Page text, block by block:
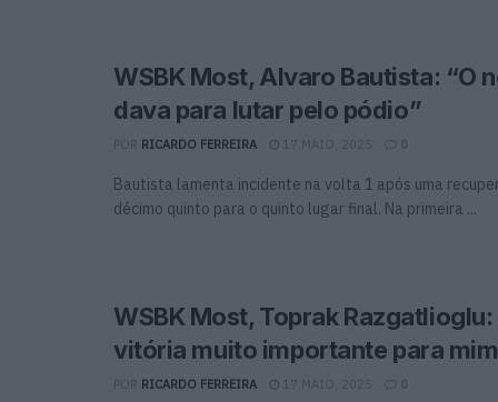
WSBK Most, Alvaro Bautista: “O
dava para lutar pelo pódio”
RICARDO FERREIRA 17 MAIO, 2025 0
Bautista lamenta incidente na volta 1 após uma
décimo quinto para o quinto lugar final. Na primeira ...
WSBK Most, Toprak Razgatlioglu:
vitória muito importante para
RICARDO FERREIRA 17 MAIO, 2025 0